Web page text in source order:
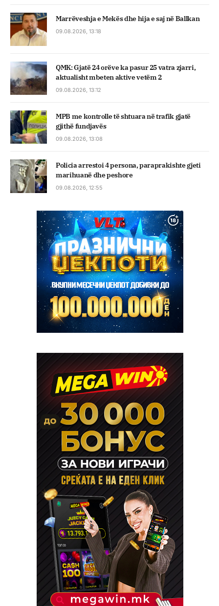
Marrëveshja e Mekës dhe hija e saj në Ballkan
09.08.2026, 13:18
QMK: Gjatë 24 orëve ka pasur 25 vatra zjarri,
aktualisht mbeten aktive vetëm 2
09.08.2026, 13:12
MPB me kontrolle të shtuara në trafik gjatë
gjithë fundjavës
09.08.2026, 13:08
Policia arrestoi 4 persona, paraprakishte gjeti
marihuanë dhe peshore
09.08.2026, 12:55